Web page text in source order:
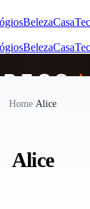
BelezaCasa
BelezaCasa
Home/Alice
Alice